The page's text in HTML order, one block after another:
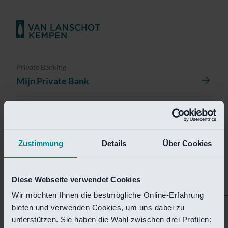
Zustimmung Details Über Cookies
Diese Webseite verwendet Cookies
Wir möchten Ihnen die bestmögliche Online-Erfahrung
bieten und verwenden Cookies, um uns dabei zu
unterstützen. Sie haben die Wahl zwischen drei Profilen:
Private Banking
Mijn Private Bank
Helaas is deze pagina